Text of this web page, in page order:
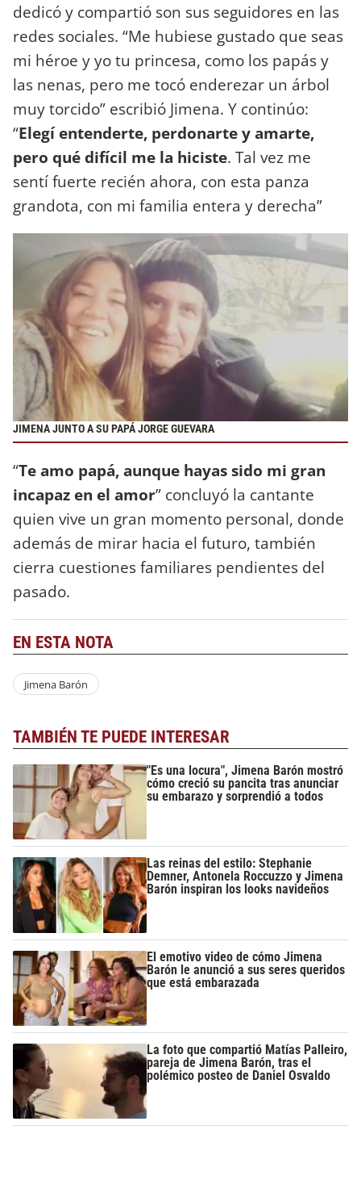
dedicó y compartió son sus seguidores en las
redes sociales. “Me hubiese gustado que seas
mi héroe y yo tu princesa, como los papás y
las nenas, pero me tocó enderezar un árbol
muy torcido” escribió Jimena. Y continúo:
“Elegí entenderte, perdonarte y amarte,
pero qué difícil me la hiciste. Tal vez me
sentí fuerte recién ahora, con esta panza
grandota, con mi familia entera y derecha”
JIMENA JUNTO A SU PAPÁ JORGE GUEVARA
“Te amo papá, aunque hayas sido mi gran
incapaz en el amor” concluyó la cantante
quien vive un gran momento personal, donde
además de mirar hacia el futuro, también
cierra cuestiones familiares pendientes del
pasado.
EN ESTA NOTA
Jimena Barón
TAMBIÉN TE PUEDE INTERESAR
"Es una locura", Jimena Barón mostró
cómo creció su pancita tras anunciar
su embarazo y sorprendió a todos
Las reinas del estilo: Stephanie
Demner, Antonela Roccuzzo y Jimena
Barón inspiran los looks navideños
El emotivo video de cómo Jimena
Barón le anunció a sus seres queridos
que está embarazada
La foto que compartió Matías Palleiro,
pareja de Jimena Barón, tras el
polémico posteo de Daniel Osvaldo